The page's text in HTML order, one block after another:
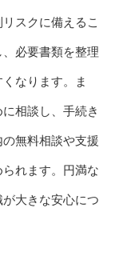
スクに備えるこ
必要書類を整理
なります。ま
相談し、手続き
無料相談や支援
れます。円満な
大きな安心につ